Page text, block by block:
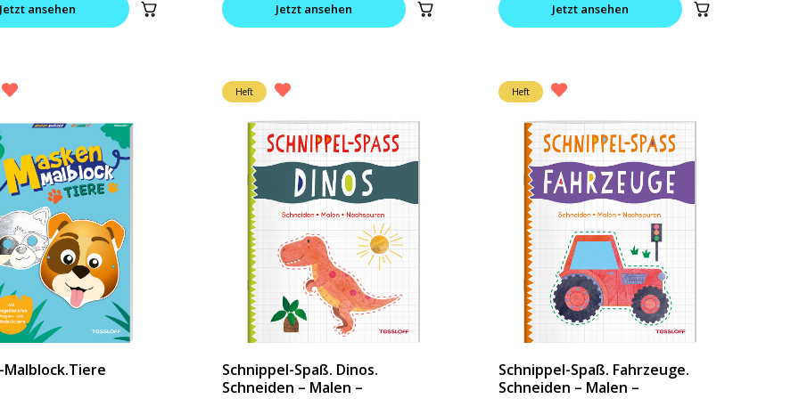
Jetzt ansehen Jetzt ansehen Jetzt ansehen
Malblock.Tiere
Heft
Schnippel-Spaß. Dinos.
Schneiden – Malen –
Heft
Schnippel-Spaß. Fahrzeuge.
Schneiden – Malen –